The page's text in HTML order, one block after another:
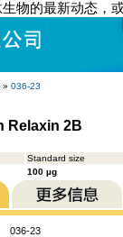
物的最新动态，
» 036-23
Relaxin 2B
Standard size
100 µg
036-23